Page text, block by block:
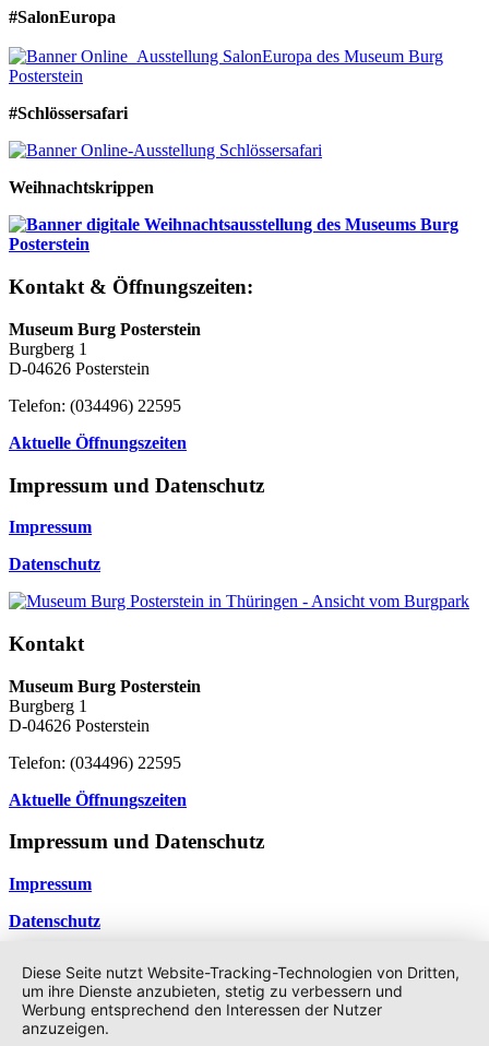
#SalonEuropa
#Schlössersafari
Weihnachtskrippen
Kontakt & Öffnungszeiten:
Museum Burg Posterstein
Burgberg 1
D-04626 Posterstein
Telefon: (034496) 22595
Aktuelle Öffnungszeiten
Impressum und Datenschutz
Impressum
Datenschutz
Kontakt
Museum Burg Posterstein
Burgberg 1
D-04626 Posterstein
Telefon: (034496) 22595
Aktuelle Öffnungszeiten
Impressum und Datenschutz
Impressum
Datenschutz
Diese Seite nutzt Website-Tracking-Technologien von Dritten,
um ihre Dienste anzubieten, stetig zu verbessern und
Werbung entsprechend den Interessen der Nutzer
anzuzeigen.